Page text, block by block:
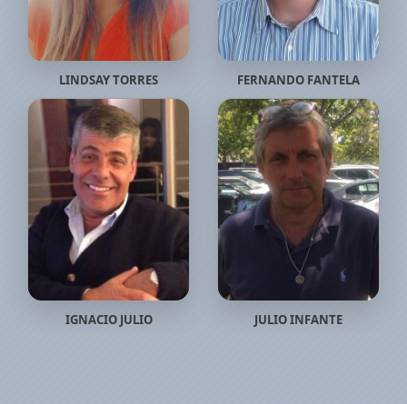
LINDSAY TORRES FERNANDO FANTELA
IGNACIO JULIO JULIO INFANTE